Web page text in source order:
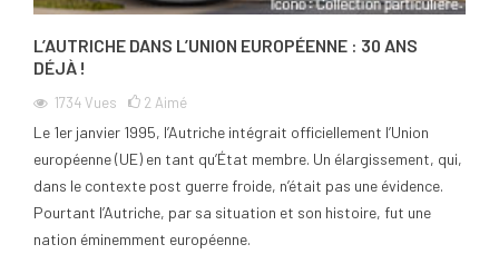
L’AUTRICHE DANS L’UNION EUROPÉENNE : 30 ANS
DÉJÀ !
1734Vues 2Aimé
Le 1er janvier 1995, l’Autriche intégrait officiellement l’Union
européenne (UE) en tant qu’État membre. Un élargissement, qui,
dans le contexte post guerre froide, n’était pas une évidence.
Pourtant l’Autriche, par sa situation et son histoire, fut une
nation éminemment européenne.